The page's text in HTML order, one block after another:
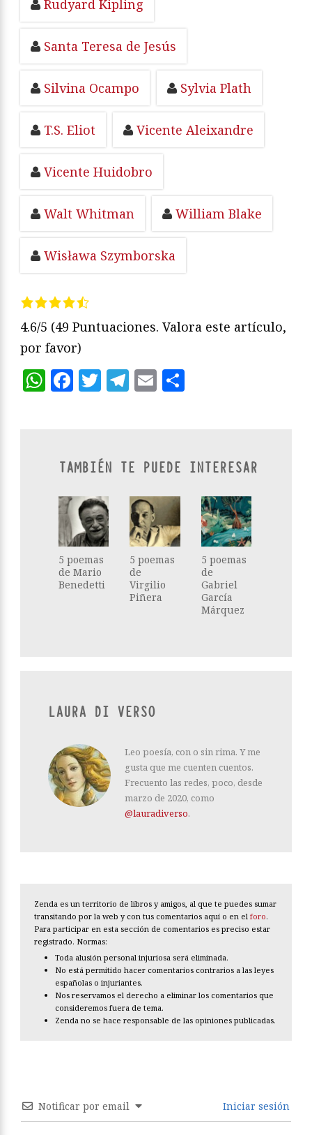
Rudyard Kipling
Santa Teresa de Jesús
Silvina Ocampo Sylvia Plath
T.S. Eliot Vicente Aleixandre
Vicente Huidobro
Walt Whitman William Blake
Wisława Szymborska
4.6/5 (49 Puntuaciones. Valora este artículo,
por favor)
WhatsApp
Facebook
Twitter
Telegram
Email
TAMBIÉN TE PUEDE INTERESAR
5 poemas
de Mario
Benedetti
5 poemas
de
Virgilio
Piñera
5 poemas
de
Gabriel
García
Márquez
LAURA DI VERSO
Leo poesía, con o sin rima. Y me
gusta que me cuenten cuentos.
Frecuento las redes, poco, desde
marzo de 2020, como
@lauradiverso.
Zenda es un territorio de libros y amigos, al que te puedes sumar
transitando por la web y con tus comentarios aquí o en el foro.
Para participar en esta sección de comentarios es preciso estar
registrado. Normas:
Toda alusión personal injuriosa será eliminada.
No está permitido hacer comentarios contrarios a las leyes
españolas o injuriantes.
Nos reservamos el derecho a eliminar los comentarios que
consideremos fuera de tema.
Zenda no se hace responsable de las opiniones publicadas.
Notificar por email Iniciar sesión